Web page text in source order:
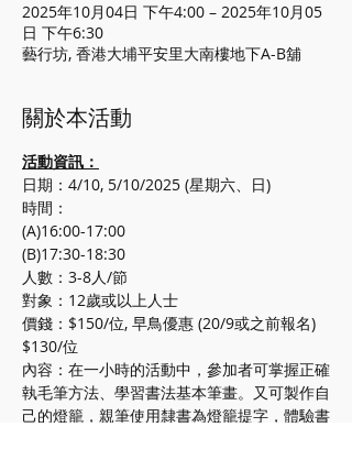
2025年10月04日 下午4:00 – 2025年10月05
日 下午6:30
藝行坊, 香港大埔平安里大南樓地下A-B舖
關於本活動
活動資訊：
日期：4/10, 5/10/2025 (星期六、日)
時間：
(A)16:00-17:00
(B)17:30-18:30
人數：3-8人/節
對象：12歲或以上人士
價錢：$150/位, 早鳥優惠 (20/9或之前報名)
$130/位
內容：在一小時的活動中，參加者可掌握正確
執毛筆方法、學習書法基本筆畫。又可製作自
己的燈籠，親筆使用隸書為燈籠提字，體驗書